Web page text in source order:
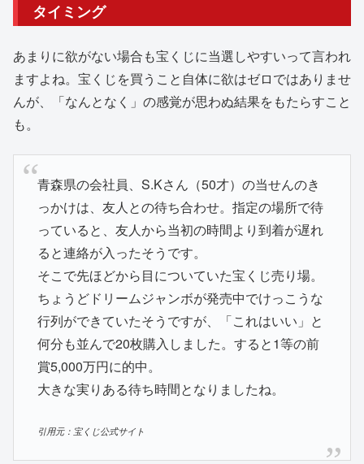
タイミング
あまりに欲がない場合も宝くじに当選しやすいって言われ
ますよね。宝くじを買うこと自体に欲はゼロではありませ
んが、「なんとなく」の感覚が思わぬ結果をもたらすこと
も。
青森県の会社員、S.Kさん（50才）の当せんのき
っかけは、友人との待ち合わせ。指定の場所で待
っていると、友人から当初の時間より到着が遅れ
ると連絡が入ったそうです。
そこで先ほどから目についていた宝くじ売り場。
ちょうどドリームジャンボが発売中でけっこうな
行列ができていたそうですが、「これはいい」と
何分も並んで20枚購入しました。すると1等の前
賞5,000万円に的中。
大きな実りある待ち時間となりましたね。
引用元：宝くじ公式サイト